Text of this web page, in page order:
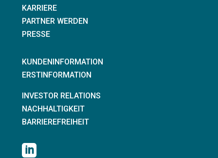
KARRIERE
PARTNER WERDEN
PRESSE
KUNDENINFORMATION
ERSTINFORMATION
INVESTOR RELATIONS
NACHHALTIGKEIT
BARRIEREFREIHEIT
